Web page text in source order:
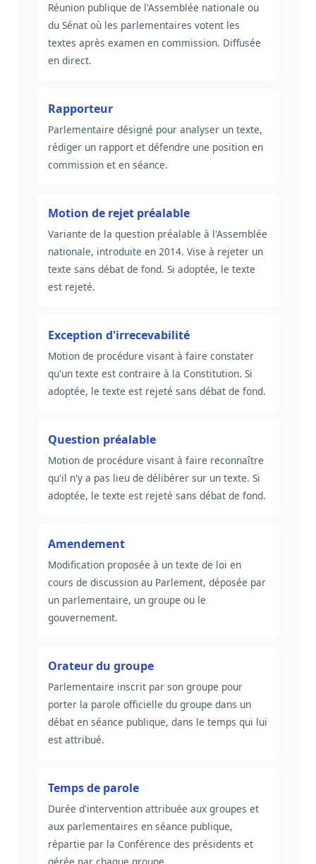
Réunion publique de l'Assemblée nationale ou
du Sénat où les parlementaires votent les
textes après examen en commission. Diffusée
en direct.
Rapporteur
Parlementaire désigné pour analyser un texte,
rédiger un rapport et défendre une position en
commission et en séance.
Motion de rejet préalable
Variante de la question préalable à l'Assemblée
nationale, introduite en 2014. Vise à rejeter un
texte sans débat de fond. Si adoptée, le texte
est rejeté.
Exception d'irrecevabilité
Motion de procédure visant à faire constater
qu'un texte est contraire à la Constitution. Si
adoptée, le texte est rejeté sans débat de fond.
Question préalable
Motion de procédure visant à faire reconnaître
qu'il n'y a pas lieu de délibérer sur un texte. Si
adoptée, le texte est rejeté sans débat de fond.
Amendement
Modification proposée à un texte de loi en
cours de discussion au Parlement, déposée par
un parlementaire, un groupe ou le
gouvernement.
Orateur du groupe
Parlementaire inscrit par son groupe pour
porter la parole officielle du groupe dans un
débat en séance publique, dans le temps qui lui
est attribué.
Temps de parole
Durée d'intervention attribuée aux groupes et
aux parlementaires en séance publique,
répartie par la Conférence des présidents et